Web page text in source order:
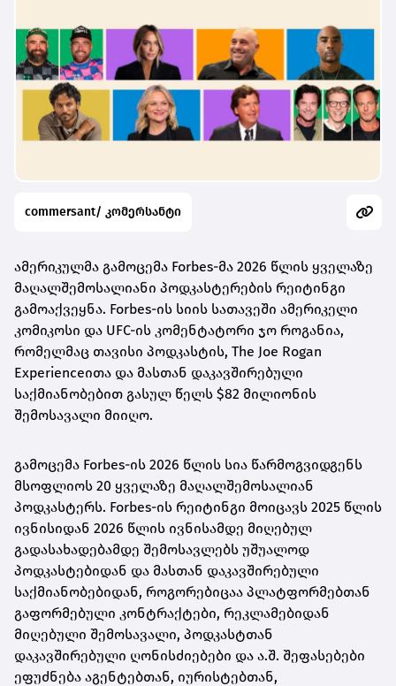
commersant/ კომერსანტი
ამერიკულმა გამოცემა Forbes-მა 2026 წლის ყველაზე
მაღალშემოსალიანი პოდკასტერების რეიტინგი
გამოაქვეყნა. Forbes-ის სიის სათავეში ამერიკელი
კომიკოსი და UFC-ის კომენტატორი ჯო როგანია,
რომელმაც თავისი პოდკასტის, The Joe Rogan
Experienceითა და მასთან დაკავშირებული
საქმიანობებით გასულ წელს $82 მილიონის
შემოსავალი მიიღო.
გამოცემა Forbes-ის 2026 წლის სია წარმოგვიდგენს
მსოფლიოს 20 ყველაზე მაღალშემოსალიან
პოდკასტერს. Forbes-ის რეიტინგი მოიცავს 2025 წლის
ივნისიდან 2026 წლის ივნისამდე მიღებულ
გადასახადებამდე შემოსავლებს უშუალოდ
პოდკასტებიდან და მასთან დაკავშირებული
საქმიანობებიდან, როგორებიცაა პლატფორმებთან
გაფორმებული კონტრაქტები, რეკლამებიდან
მიღებული შემოსავალი, პოდკასტთან
დაკავშირებული ღონისძიებები და ა.შ. შეფასებები
ეფუძნება აგენტებთან, იურისტებთან,